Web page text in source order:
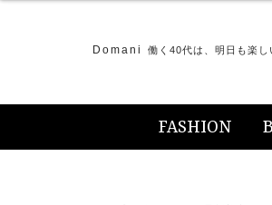
Domani 働く40代は、明日も楽し
FASHION